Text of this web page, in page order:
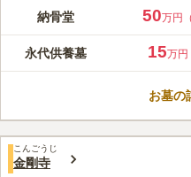
建物がありません。日当
ができる環境です。明治
るまでになっています。
の延命を叶えて下さる菩
納骨堂 50万円
永代供養墓 15万円
お墓の
こんごうじ
金剛寺